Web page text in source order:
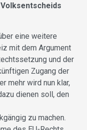
eine weitere
mit dem Argument
und der
Zugang der
mehr wird nun klar,
dienen soll, den
zu machen.